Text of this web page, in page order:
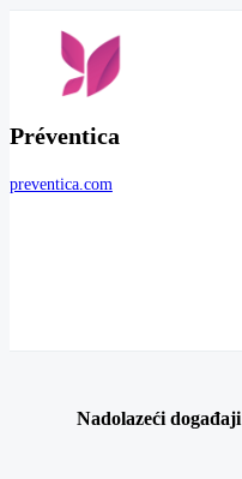
Préventica
preventica.com
Nadolazeći događaji